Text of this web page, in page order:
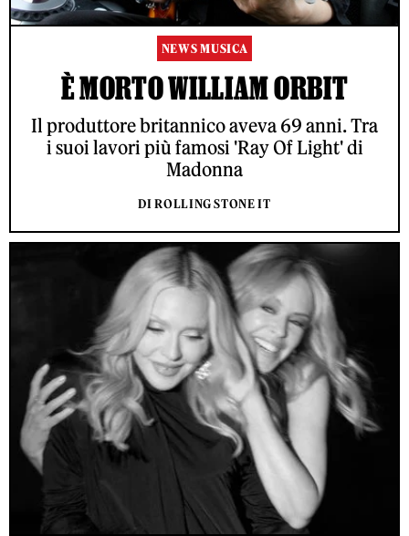
NEWS MUSICA
È MORTO WILLIAM ORBIT
Il produttore britannico aveva 69 anni. Tra
i suoi lavori più famosi 'Ray Of Light' di
Madonna
DI ROLLING STONE IT